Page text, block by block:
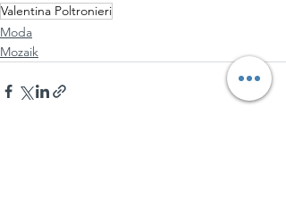
Valentina Poltronieri
Moda
Mozaik